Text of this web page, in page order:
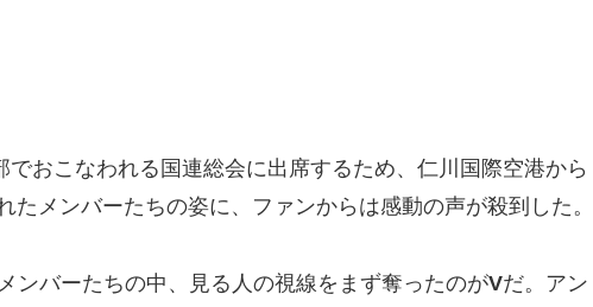
おこなわれる国連総会に出席するため、仁川国際空港から
たメンバーたちの姿に、ファンからは感動の声が殺到した。
ンバーたちの中、見る人の視線をまず奪ったのがVだ。アン